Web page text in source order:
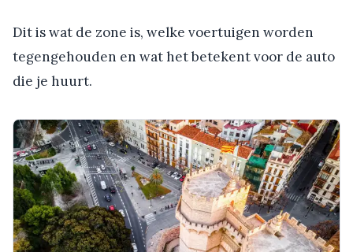
Dit is wat de zone is, welke voertuigen worden
tegengehouden en wat het betekent voor de auto
die je huurt.